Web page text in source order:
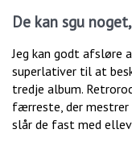
De kan sgu
Jeg kan godt afsløre
superlativer til at
tredje album.
færreste, der mestrer
slår de fast med